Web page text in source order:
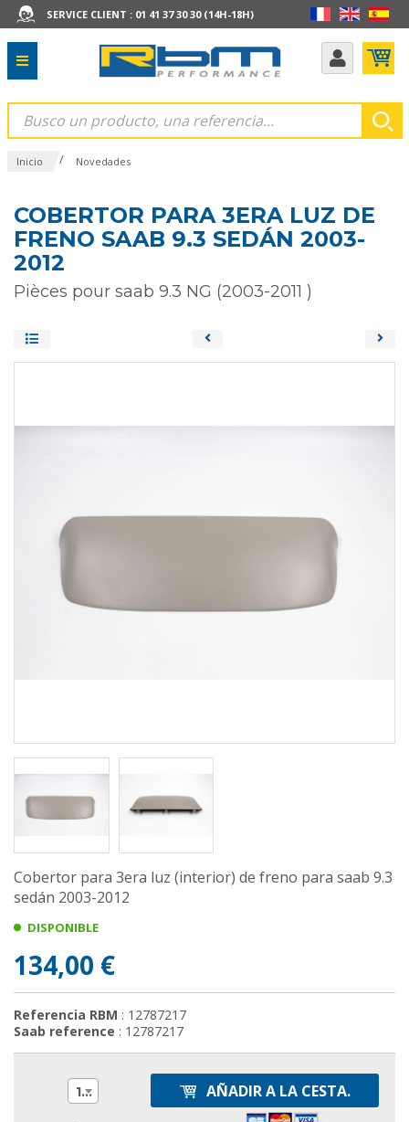
SERVICE CLIENT : 01 41 37 30 30 (14H-18H)
Inicio / Novedades
COBERTOR PARA 3ERA LUZ DE
FRENO SAAB 9.3 SEDÁN 2003-
2012
Pièces pour saab 9.3 NG (2003-2011 )
Cobertor para 3era luz (interior) de freno para saab 9.3
sedán 2003-2012
DISPONIBLE
134,00 €
Referencia RBM : 12787217
Saab reference : 12787217
1 AÑADIR A LA CESTA.